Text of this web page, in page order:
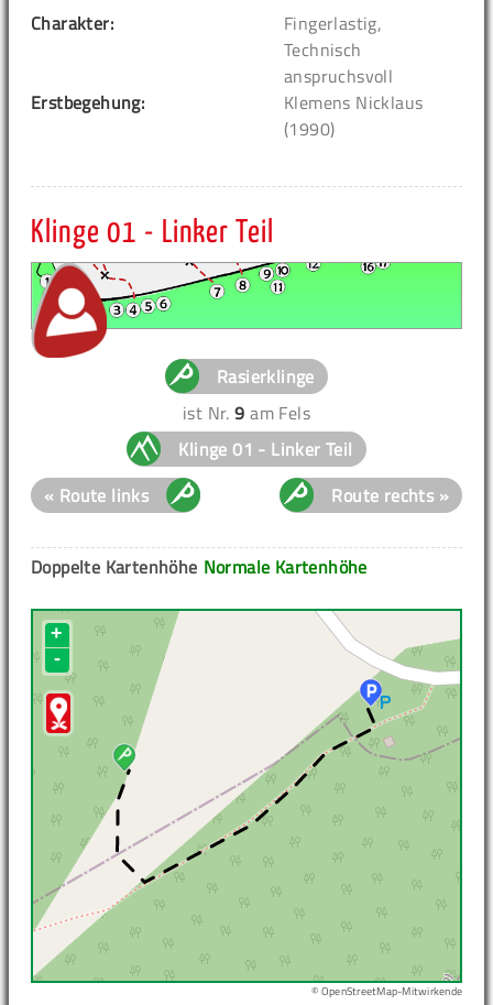
Charakter:
Fingerlastig,
Technisch
anspruchsvoll
Erstbegehung:
Klemens Nicklaus
(1990)
Klinge 01 - Linker Teil
Rasierklinge
ist Nr.9 am Fels
Klinge 01 - Linker Teil
« Route links
Route rechts »
Normale Kartenhöhe
Doppelte Kartenhöhe
+
-
© OpenStreetMap-Mitwirkende